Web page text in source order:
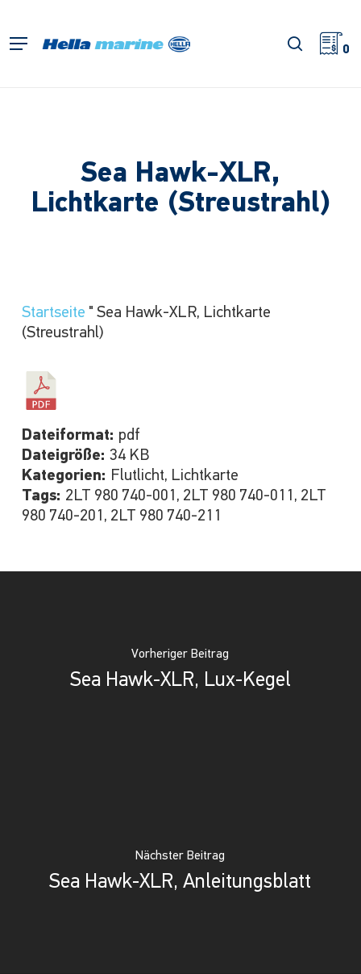
springen
Menü Suche
0
Sea Hawk-XLR,
Lichtkarte (Streustrahl)
Startseite " Sea Hawk-XLR, Lichtkarte
(Streustrahl)
Dateiformat: pdf
Dateigröße: 34 KB
Kategorien: Flutlicht, Lichtkarte
Tags: 2LT 980 740-001, 2LT 980 740-011, 2LT
980 740-201, 2LT 980 740-211
Vorheriger Beitrag
Sea Hawk-XLR, Lux-Kegel
Nächster Beitrag
Sea Hawk-XLR, Anleitungsblatt